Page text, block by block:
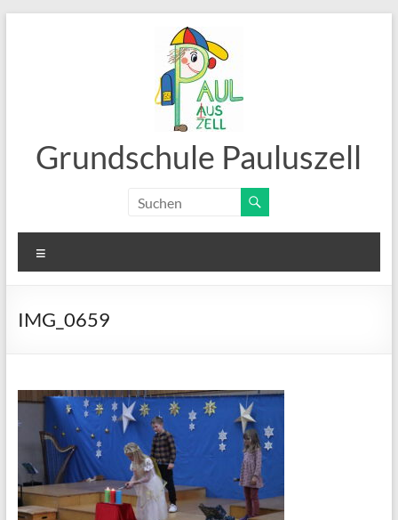
Grundschule Pauluszell
IMG_0659